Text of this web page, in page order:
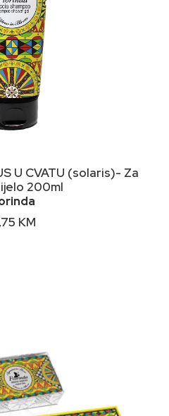
U KORPU
U CVATU (solaris)- Za
200ml
KM